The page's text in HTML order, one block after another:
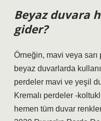
Beyaz duvara
gider?
Örneğin, mavi veya
beyaz duvarlarda
perdeler mavi ve yeşil
Kremalı perdeler -
hemen tüm duvar